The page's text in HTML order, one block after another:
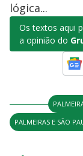
lógica...
Os textos aqui
a opinião do
PALMEIRAS E SÃO